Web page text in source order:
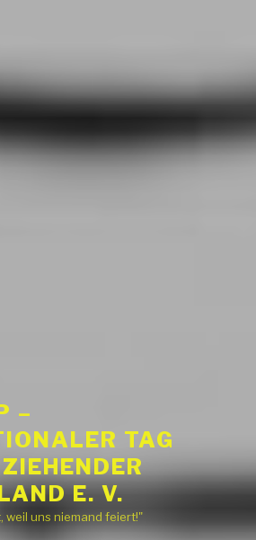
–
TAG
E. V.
weil uns niemand feiert!"